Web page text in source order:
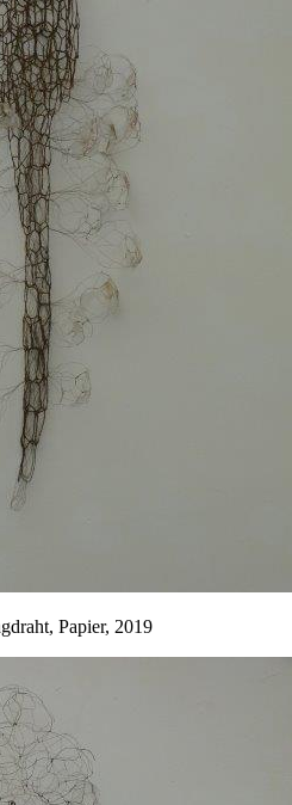
Papier, 2019